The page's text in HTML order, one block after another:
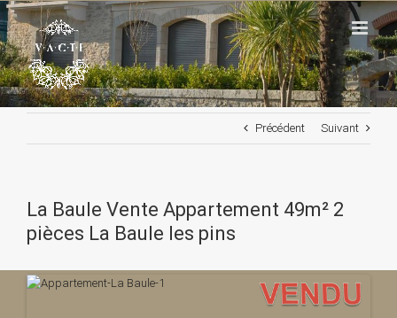
Passer
au
contenu
Précédent Suivant
La Baule Vente Appartement 49m² 2
pièces La Baule les pins